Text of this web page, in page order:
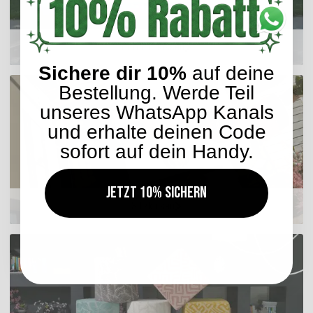
Outdoor Kissen
Sichere dir 10% auf deine
Bestellung. Werde Teil
unseres WhatsApp Kanals
und erhalte deinen Code
sofort auf dein Handy.
Jetzt 10% sichern